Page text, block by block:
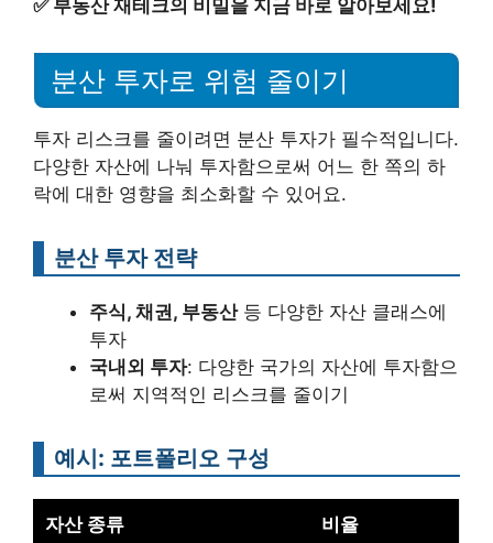
✅ 부동산 재테크의 비밀을 지금 바로 알아보세요!
분산 투자로 위험 줄이기
투자 리스크를 줄이려면 분산 투자가 필수적입니다.
다양한 자산에 나눠 투자함으로써 어느 한 쪽의 하
락에 대한 영향을 최소화할 수 있어요.
분산 투자 전략
주식, 채권, 부동산등 다양한 자산 클래스에
투자
국내외 투자: 다양한 국가의 자산에 투자함으
로써 지역적인 리스크를 줄이기
예시: 포트폴리오 구성
자산 종류 비율